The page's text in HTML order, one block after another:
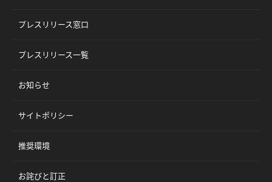
プレスリリース窓口
プレスリリース一覧
お知らせ
サイトポリシー
推奨環境
お詫びと訂正